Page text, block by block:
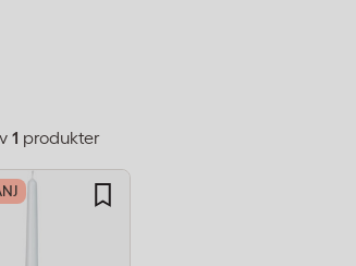
dagar och fri frakt från 995 kr.
1 produkter